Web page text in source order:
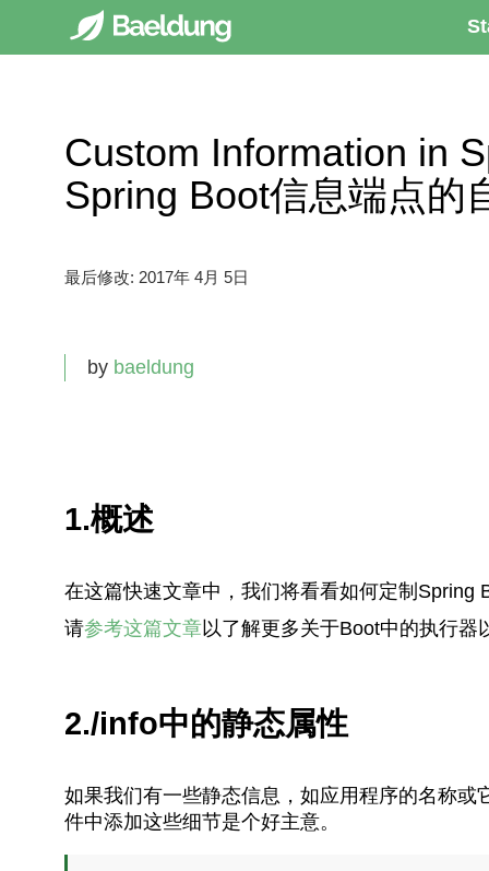
Custom Information in
Spring Boot信息端点的
最后修改: 2017年 4月 5日
by baeldung
1.概述
在这篇快速文章中，我们将看看如何定制Spring
请参考这篇文章以了解更多关于Boot中的执行器
2./info中的静态属性
如果我们有一些静态信息，如应用程序的名称或
件中添加这些细节是个好主意。